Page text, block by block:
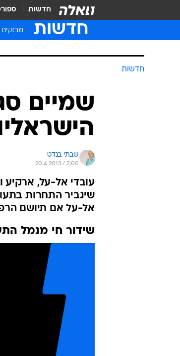
חדשות
חדשות מבזקים
שמיים
שבתי בנדט
20.4.2013 / 2:00
עובדי אל-על,
אל-על אם תיושם
שידור חי מנמל